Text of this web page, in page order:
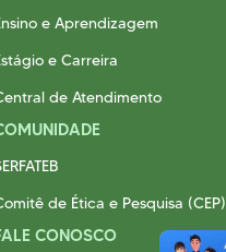
Laboratorial
Unidades
Informando
e Aprendizagem
e Carreira
de Atendimento
de Ética e Pesquisa (CEP)
CONOSCO